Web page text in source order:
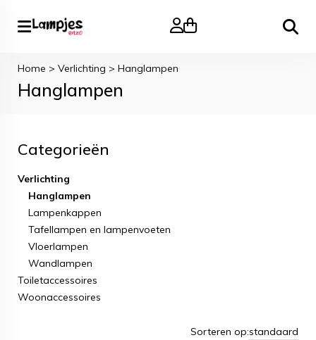
Zoeken
Home > Verlichting > Hanglampen
Hanglampen
Categorieën
Verlichting
Hanglampen
Lampenkappen
Tafellampen en lampenvoeten
Vloerlampen
Wandlampen
Toiletaccessoires
Woonaccessoires
Sorteren op:standaard